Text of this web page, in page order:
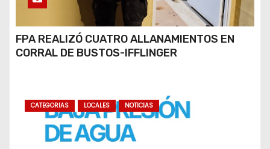
FPA REALIZÓ CUATRO ALLANAMIENTOS EN
CORRAL DE BUSTOS-IFFLINGER
CATEGORIAS LOCALES NOTICIAS